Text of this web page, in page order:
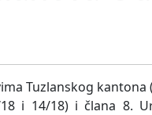
Tuzlanskog
i 14/18) i člana 8.